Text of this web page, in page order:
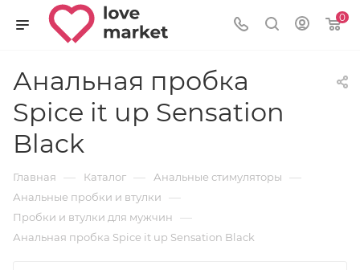
0
Анальная пробка
Spice it up Sensation
Black
Главная — Каталог — Анальные стимуляторы —
Анальные пробки и втулки —
Пробки и втулки для мужчин —
Анальная пробка Spice it up Sensation Black